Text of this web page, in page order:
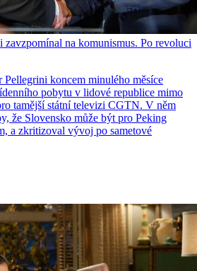
na komunismus. Po revoluci
Pellegrini koncem minulého měsíce
pobytu v lidové republice mimo
tamější státní televizi CGTN. V něm
že Slovensko může být pro Peking
a zkritizoval vývoj po sametové